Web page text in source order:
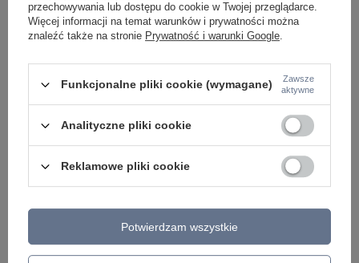
2 199,00 zł / szt.
chromowany plafon
AZ5785
1 599,00 zł / szt.
przechowywania lub dostępu do cookie w Twojej przeglądarce.
Więcej informacji na temat warunków i prywatności można
znaleźć także na stronie Prywatność i warunki Google.
Funkcjonalne pliki cookie (wymagane)
Zawsze
aktywne
Analityczne pliki cookie
Reklamowe pliki cookie
Potwierdzam wszystkie